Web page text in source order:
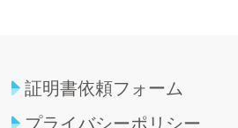
証明書依頼フォーム
プライバシーポリシー